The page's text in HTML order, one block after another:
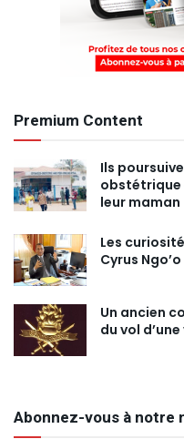
Premium Content
Ils
obstétrique
leur maman
Les
Cyrus Ngo’o
Un ancien
du vol
Abonnez-vous à notre